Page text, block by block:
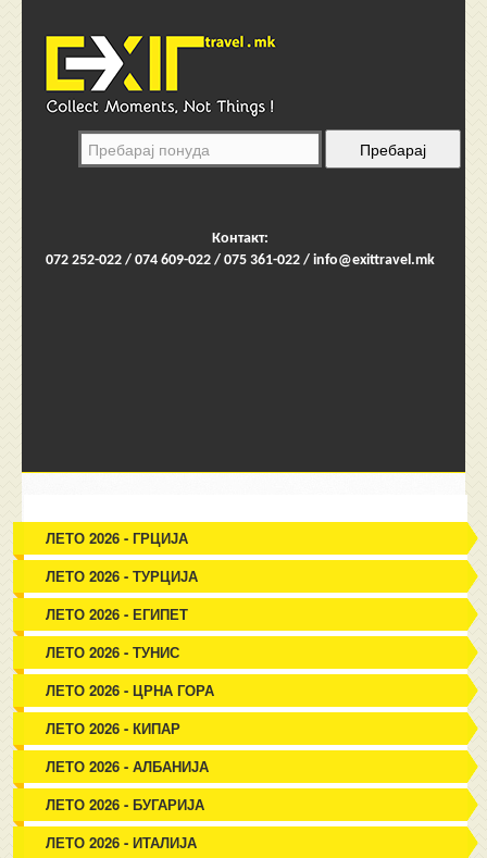
Контакт:
072 252-022 / 074 609-022 / 075 361-022 / info@exittravel.mk
ЛЕТО 2026 - ГРЦИЈА
ЛЕТО 2026 - ТУРЦИЈА
ЛЕТО 2026 - ЕГИПЕТ
ЛЕТО 2026 - ТУНИС
ЛЕТО 2026 - ЦРНА ГОРА
ЛЕТО 2026 - КИПАР
ЛЕТО 2026 - АЛБАНИЈА
ЛЕТО 2026 - БУГАРИЈА
ЛЕТО 2026 - ИТАЛИЈА